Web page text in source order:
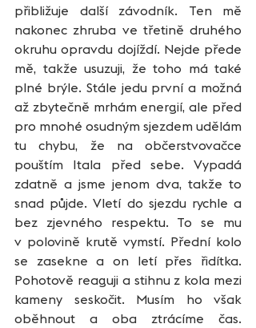
přibližuje další závodník. Ten mě
nakonec zhruba ve třetině druhého
okruhu opravdu dojíždí. Nejde přede
mě, takže usuzuji, že toho má také
plné brýle. Stále jedu první a možná
až zbytečně mrhám energií, ale před
pro mnohé osudným sjezdem udělám
tu chybu, že na občerstvovačce
pouštím Itala před sebe. Vypadá
zdatně a jsme jenom dva, takže to
snad půjde. Vletí do sjezdu rychle a
bez zjevného respektu. To se mu
v polovině krutě vymstí. Přední kolo
se zasekne a on letí přes řidítka.
Pohotově reaguji a stihnu z kola mezi
kameny seskočit. Musím ho však
oběhnout a oba ztrácíme čas.